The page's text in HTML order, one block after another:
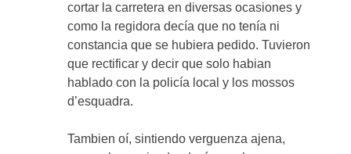
cortar la carretera en diversas ocasiones y
como la regidora decía que no tenía ni
constancia que se hubiera pedido. Tuvieron
que rectificar y decir que solo habian
hablado con la policía local y los mossos
d’esquadra.
Tambien oí, sintiendo verguenza ajena,